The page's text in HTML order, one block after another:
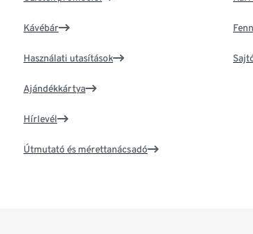
Kávébár
Használati utasítások
Ajándékkártya
Hírlevél
Útmutató és mérettanácsadó